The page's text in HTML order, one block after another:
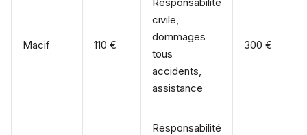
Macif 110 €
civile,
dommages
tous
accidents,
assistance
300 €
Responsabilité